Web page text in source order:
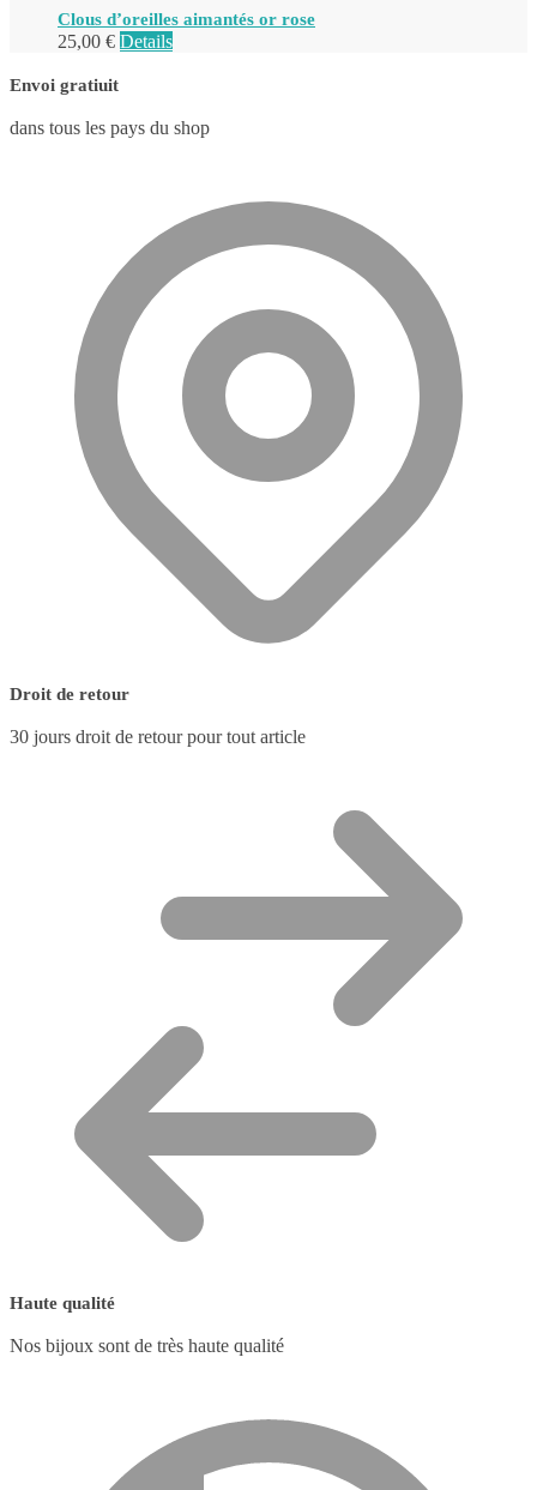
Clous d’oreilles aimantés or rose
25,00 € Details
Envoi gratiuit
dans tous les pays du shop
Droit de retour
30 jours droit de retour pour tout article
Haute qualité
Nos bijoux sont de très haute qualité